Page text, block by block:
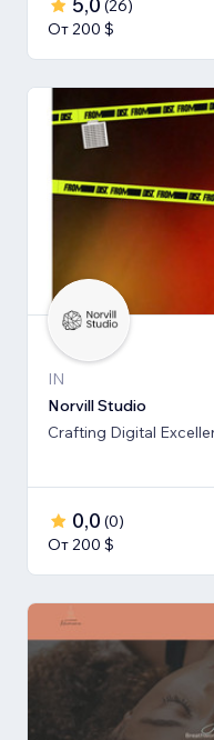
5,0 (26)
От 200 $
IN
Norvill Studio
Crafting Digital
0,0 (0)
От 200 $